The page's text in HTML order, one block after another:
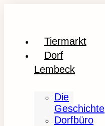
Tiermarkt
Dorf
Lembeck
Die
Geschichte
Dorfbüro